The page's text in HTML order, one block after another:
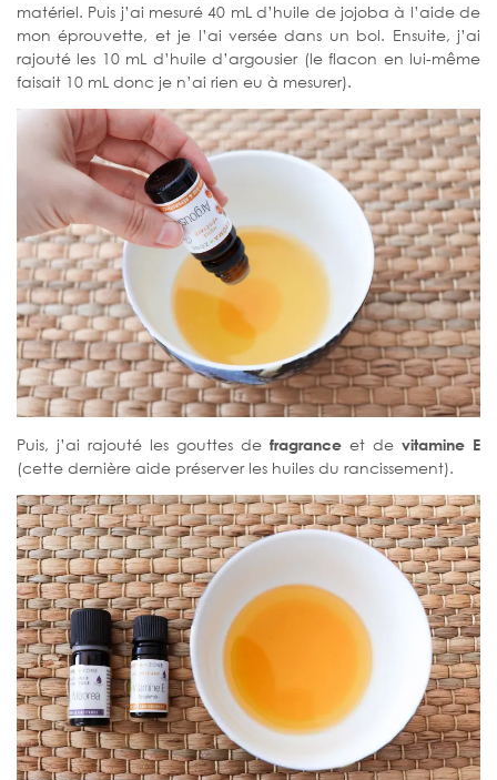
matériel. Puis j’ai mesuré 40 mL d’huile de jojoba à l’aide de
mon éprouvette, et je l’ai versée dans un bol. Ensuite, j’ai
rajouté les 10 mL d’huile d’argousier (le flacon en lui-même
faisait 10 mL donc je n’ai rien eu à mesurer).
Puis, j’ai rajouté les gouttes de fragrance et de vitamine E
(cette dernière aide préserver les huiles du rancissement).